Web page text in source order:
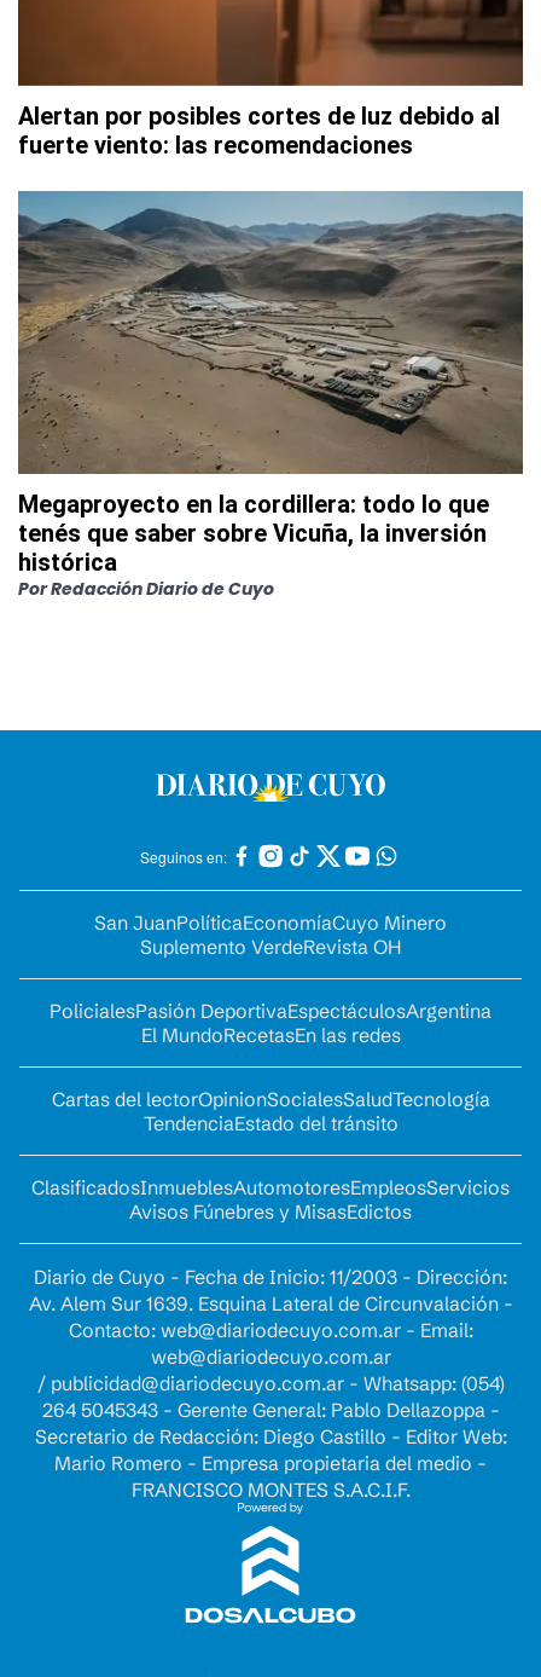
Alertan por posibles cortes de luz debido al
fuerte viento: las recomendaciones
Megaproyecto en la cordillera: todo lo que
tenés que saber sobre Vicuña, la inversión
histórica
PorRedacción Diario de Cuyo
Seguinos en:
San JuanPolíticaEconomíaCuyo Minero
Suplemento VerdeRevista OH
PolicialesPasión DeportivaEspectáculosArgentina
El MundoRecetasEn las redes
Cartas del lectorOpinionSocialesSaludTecnología
TendenciaEstado del tránsito
ClasificadosInmueblesAutomotoresEmpleosServicios
Avisos Fúnebres y MisasEdictos
Diario de Cuyo - Fecha de Inicio: 11/2003 - Dirección:
Av. Alem Sur 1639. Esquina Lateral de Circunvalación -
Contacto: web@diariodecuyo.com.ar- Email:
web@diariodecuyo.com.ar
/ publicidad@diariodecuyo.com.ar- Whatsapp: (054)
264 5045343 - Gerente General: Pablo Dellazoppa -
Secretario de Redacción: Diego Castillo - Editor Web:
Mario Romero - Empresa propietaria del medio -
FRANCISCO MONTES S.A.C.I.F.